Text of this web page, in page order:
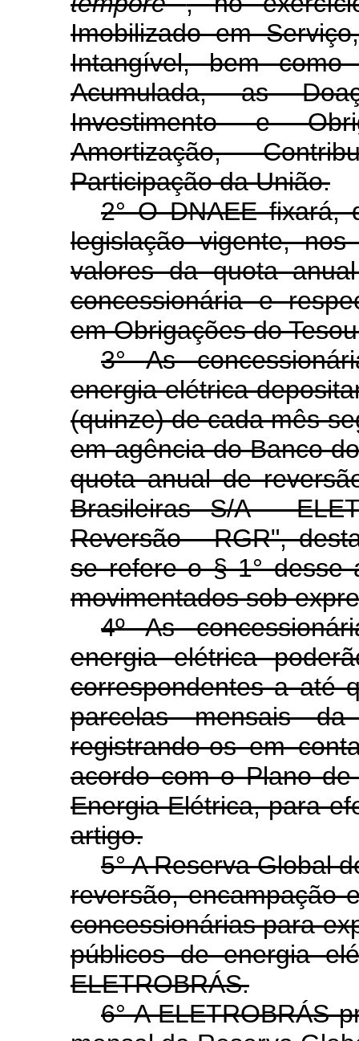
Imobilizado em
Intangível, bem como
Acumulada, as
Investimento e
Amortização,
Participação da União.
2° O DNAEE fixará,
legislação vigente,
valores da quota
concessionária e
em Obrigações do
3° As
energia elétrica
(quinze) de cada mês
em agência do Banco
quota anual de
Brasileiras S/A -
Reversão - RGR",
se refere o § 1° desse
movimentados sob
4º As
energia elétrica
correspondentes a até
parcelas mensais
registrando-os em
acordo com o Plano
Energia Elétrica, para
artigo.
5° A Reserva Global
reversão, encampação
concessionárias para
públicos de energia
ELETROBRÁS.
6° A ELETROBRÁS